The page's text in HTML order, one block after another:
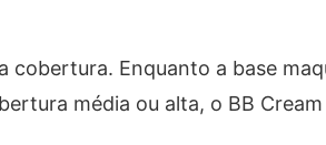
cobertura. Enquanto a base
média ou alta, o BB